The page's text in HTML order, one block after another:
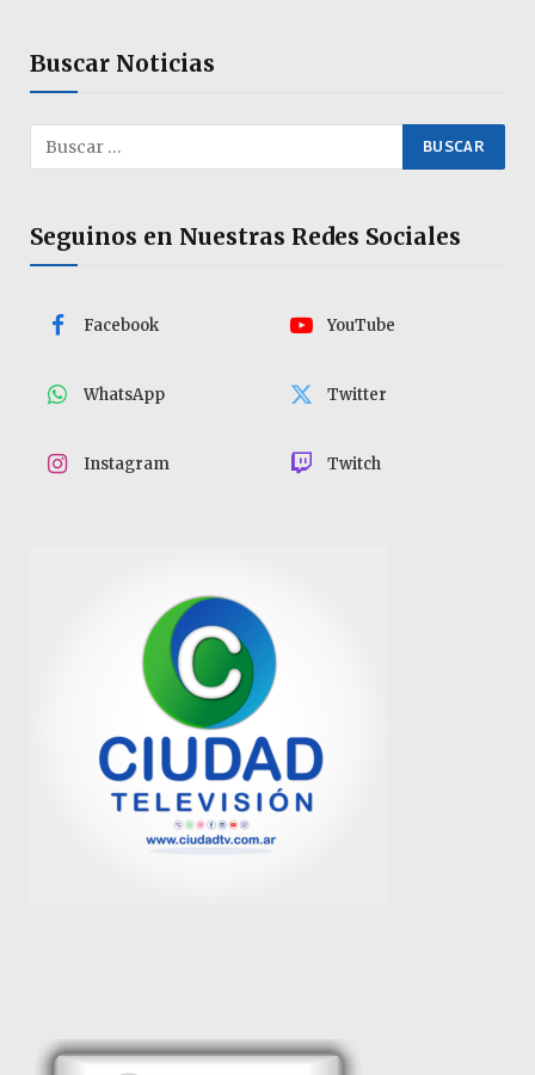
Buscar Noticias
Seguinos en Nuestras Redes Sociales
Facebook YouTube
WhatsApp Twitter
Instagram Twitch